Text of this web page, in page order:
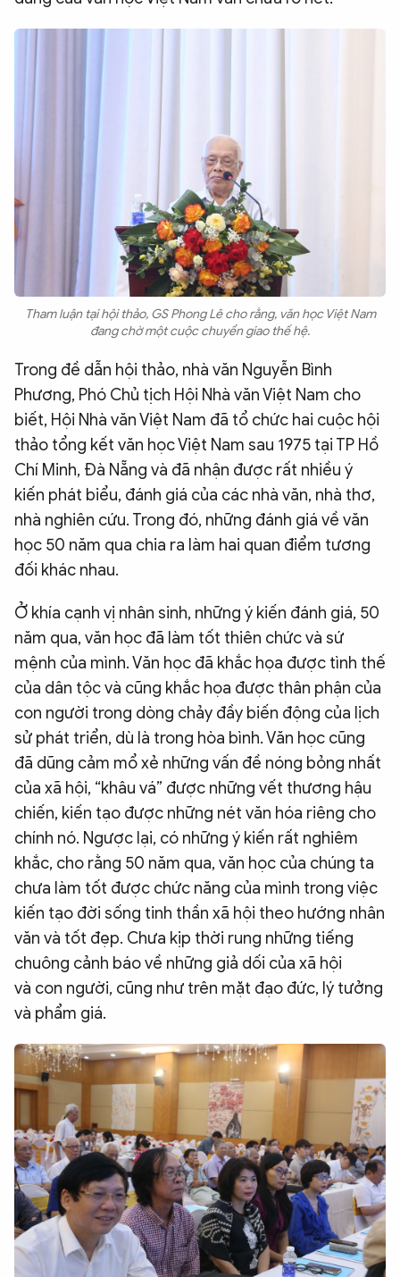
Tham luận tại hội thảo, GS Phong Lê cho rằng, văn học Việt Nam
đang chờ một cuộc chuyển giao thế hệ.
Trong đề dẫn hội thảo, nhà văn Nguyễn Bình
Phương, Phó Chủ tịch Hội Nhà văn Việt Nam cho
biết, Hội Nhà văn Việt Nam đã tổ chức hai cuộc hội
thảo tổng kết văn học Việt Nam sau 1975 tại TP Hồ
Chí Minh, Đà Nẵng và đã nhận được rất nhiều ý
kiến phát biểu, đánh giá của các nhà văn, nhà thơ,
nhà nghiên cứu. Trong đó, những đánh giá về văn
học 50 năm qua chia ra làm hai quan điểm tương
đối khác nhau.
Ở khía cạnh vị nhân sinh, những ý kiến đánh giá, 50
năm qua, văn học đã làm tốt thiên chức và sứ
mệnh của mình. Văn học đã khắc họa được tình thế
của dân tộc và cũng khắc họa được thân phận của
con người trong dòng chảy đầy biến động của lịch
sử phát triển, dù là trong hòa bình. Văn học cũng
đã dũng cảm mổ xẻ những vấn đề nóng bỏng nhất
của xã hội, “khâu vá” được những vết thương hậu
chiến, kiến tạo được những nét văn hóa riêng cho
chính nó. Ngược lại, có những ý kiến rất nghiêm
khắc, cho rằng 50 năm qua, văn học của chúng ta
chưa làm tốt được chức năng của mình trong việc
kiến tạo đời sống tinh thần xã hội theo hướng nhân
văn và tốt đẹp. Chưa kịp thời rung những tiếng
chuông cảnh báo về những giả dối của xã hội
và con người, cũng như trên mặt đạo đức, lý tưởng
và phẩm giá.